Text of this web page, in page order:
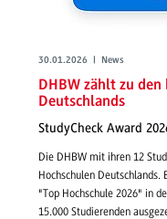
30.01.2026 | News
DHBW zählt zu
Deutschlands
StudyCheck Award
Die DHBW mit ihren 12
Hochschulen Deutschlands.
"Top Hochschule 2026" in
15.000 Studierenden